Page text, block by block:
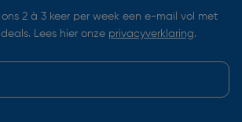
2 à 3 keer per week een e-mail vol met
Lees hier onze privacyverklaring.